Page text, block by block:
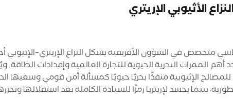
الأثيوبي الإريتري
في الشؤون الأفريقية يشكل النزاع الإريتري–الإثيوبي
الممرات البحرية الحيوية للتجارة العالمية وإمدادات
الإثيوبية منفذًا بحريًا حيويًا كمسألة أمن قومي وسعيها
بينما يجسد لإريتريا رمزًا للسيادة الكاملة بعد استقلالها